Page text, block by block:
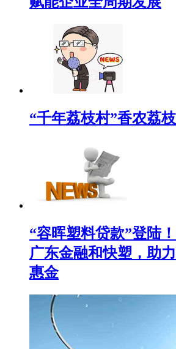
“千年荔枝村”香农荔
“容晖塑料贷款”登陆
广东金融和快塑，助
惠金